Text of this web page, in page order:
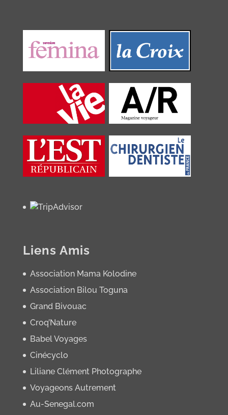
Liens Amis
Association Mama Kolodine
Association Bilou Toguna
Grand Bivouac
Croq’Nature
Babel Voyages
Cinécyclo
Liliane Clément Photographe
Voyageons Autrement
Au-Senegal.com